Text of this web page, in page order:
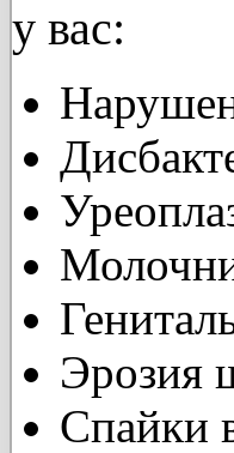
у вас:
Эрозия
Спайки